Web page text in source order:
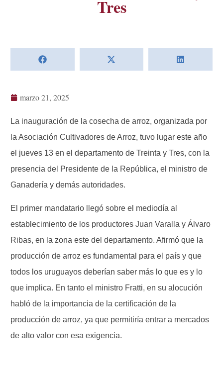
Tres
marzo 21, 2025
La inauguración de la cosecha de arroz, organizada por
la Asociación Cultivadores de Arroz, tuvo lugar este año
el jueves 13 en el departamento de Treinta y Tres, con la
presencia del Presidente de la República, el ministro de
Ganadería y demás autoridades.
El primer mandatario llegó sobre el mediodía al
establecimiento de los productores Juan Varalla y Álvaro
Ribas, en la zona este del departamento. Afirmó que la
producción de arroz es fundamental para el país y que
todos los uruguayos deberían saber más lo que es y lo
que implica. En tanto el ministro Fratti, en su alocución
habló de la importancia de la certificación de la
producción de arroz, ya que permitiría entrar a mercados
de alto valor con esa exigencia.